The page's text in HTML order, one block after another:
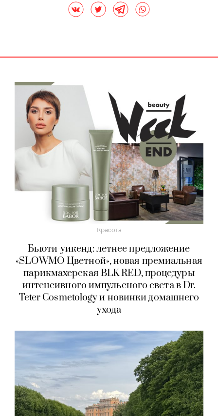
Красота
Бьюти-уикенд: летнее предложение
«SLOWMO Цветной», новая премиальная
парикмахерская BLK RED, процедуры
интенсивного импульсного света в Dr.
Teter Cosmetology и новинки домашнего
ухода